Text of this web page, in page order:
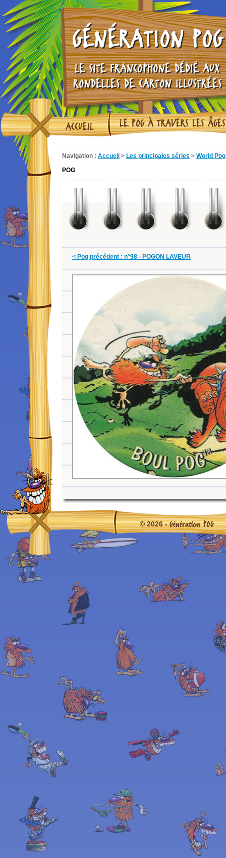
GÉNÉRATION POG
LE SITE FRANCOPHONE DÉDIÉ AUX
RONDELLES DE CARTON ILLUSTRÉES
ACCUEIL LE POG À TRAVERS LES ÂGES
Navigation : Accueil > Les principales séries > World
POG
< Pog précédent : n°98 - POGON LAVEUR
© 2026 -Génération POG